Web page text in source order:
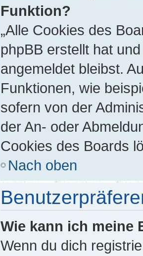
Funktion?
„Alle Cookies des
phpBB erstellt hat
angemeldet bleibst.
Funktionen, wie
sofern von der
der An- oder
Cookies des Boards
Nach oben
Wie kann ich meine
Wenn du dich